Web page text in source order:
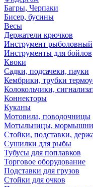
Багры, Черпаки
Бисер, бусины
Весы
Держатели крючков
Инструмент рыболовный
Инструменты для бойлов
Квоки
Садки, подсачеки, пауки
Кембрики, трубки
Колокольчики,
Коннекторы
Куканы
Мотовила, поводочницы
Мотыльницы,
Стойки, подставки,
Сушилки для рыбы
Тубусы для поплавков
Торговое оборудование
Подставки для грузов
Стойки для очков